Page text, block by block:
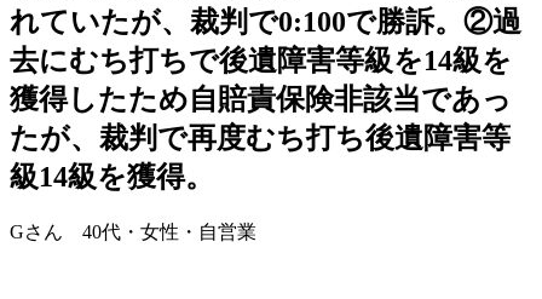
れていたが、裁判で0:100で勝訴。②過
去にむち打ちで後遺障害等級を14級を
獲得したため自賠責保険非該当であっ
たが、裁判で再度むち打ち後遺障害等
級14級を獲得。
Gさん 40代・女性・自営業